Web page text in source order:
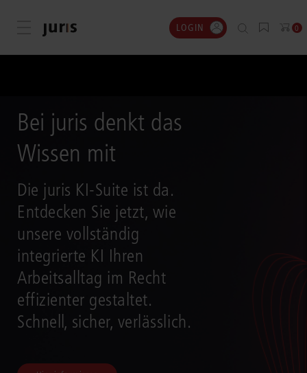
Menü öffnen LOGIN 0
Bei juris denkt das
Wissen mit
Die juris KI-Suite ist da.
Entdecken Sie jetzt, wie
unsere vollständig
integrierte KI Ihren
Arbeitsalltag im Recht
effizienter gestaltet.
Schnell, sicher, verlässlich.